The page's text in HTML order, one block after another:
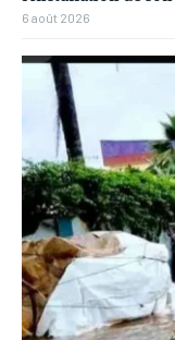
6 août 2026